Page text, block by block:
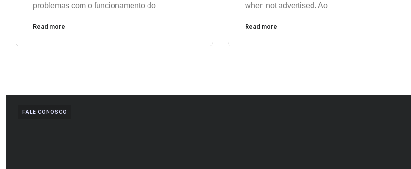
problemas com o funcionamento do
Read more
when not advertised. Ao
Read more
FALE CONOSCO